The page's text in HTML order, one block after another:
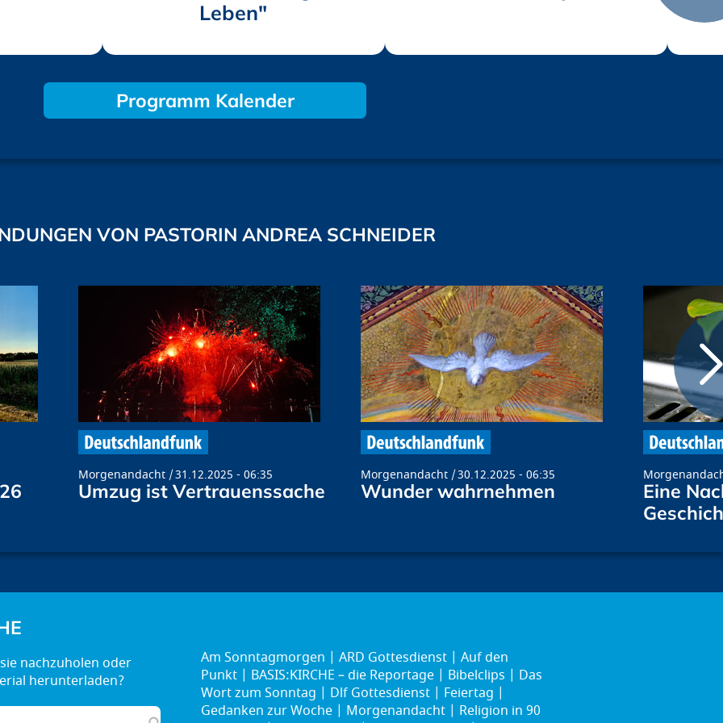
Leben"
Programm Kalender
VON PASTORIN ANDREA SCHNEIDER
Morgenandacht 31.12.2025 - 06:35
Umzug ist Vertrauenssache
Morgenandacht 30.12.2025 - 06:35
Wunder wahrnehmen
Eine
Am Sonntagmorgen ARD Gottesdienst
Auf den
Punkt
BASIS:KIRCHE – die Reportage Bibelclips
Das
Wort zum Sonntag
Dlf Gottesdienst
Feiertag
Gedanken zur Woche
Morgenandacht
Religion in 90